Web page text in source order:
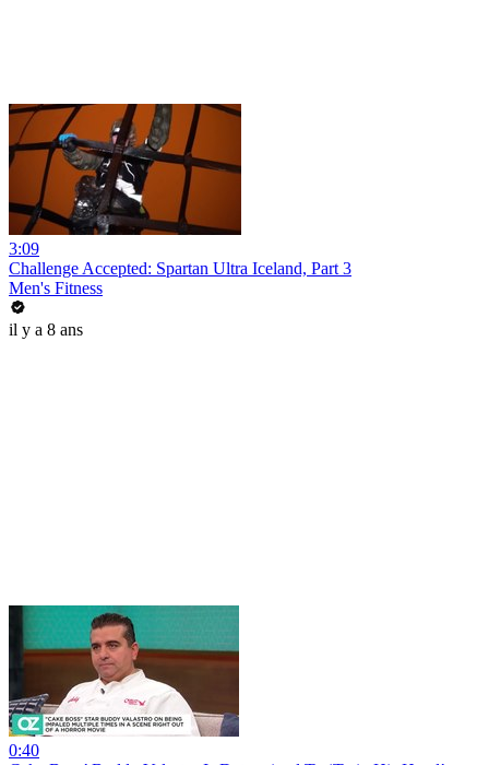
3:09
Challenge Accepted: Spartan Ultra Iceland, Part 3
Men's Fitness
il y a 8 ans
0:40